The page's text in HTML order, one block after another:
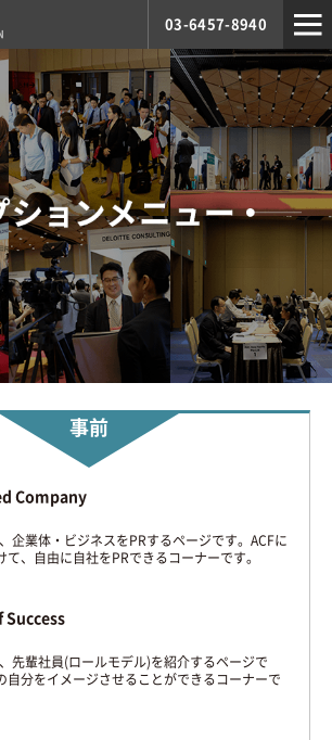
03-6457-8940
事前
Company
企業体・ビジネスをPRするページです。ACFに
て、自由に自社をPRできるコーナーです。
Success
先輩社員(ロールモデル)を紹介するページで
自分をイメージさせることができるコーナーで